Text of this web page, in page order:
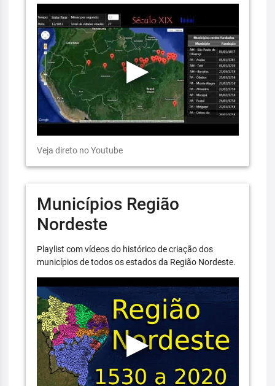
Veja direto no Youtube
Municípios Região
Nordeste
Playlist com vídeos do histórico de criação dos
municípios de todos os estados da Região Nordeste.